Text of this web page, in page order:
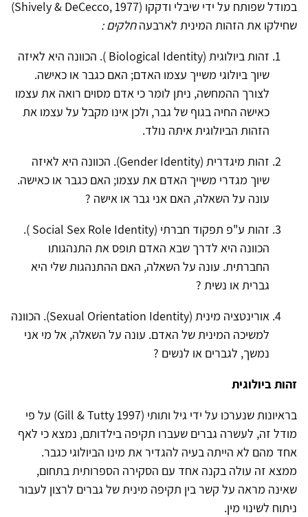
במודל שפותח על ידי שיבלי ודקקו (Shively & DeCecco, 1977
)
שחילקו את הזהות המינית לארבעהחלקים :
זהות ביולוגית (Biological Identity ). הכוונה היא לאיזה
שיוך ביולוגי משייך עצמו האדם; האם כגבר או כאישה.
לצורך ההמחשה, ניתן לומר כי אדם מסוים רואה את עצמו
כאישה החיה בגוף של גבר, ולכן אינו מקבל על עצמו את
הזהות הביולוגית איתה נולד.
זהות מיגדרית (Gender Identity). הכוונה היא לאיזה
שיוך מגדרי משייך האדם את עצמו; האם כגבר או כאישה.
עונה על השאלה, האם אני גבר או אישה ?
זהות ע"פ תפקוד חברתי (Social Sex Role Identity
).
הכוונה היא לדרך שבא האדם תופס את התנהגותו
החברתית. עונה על השאלה, האם ההתנהגות שלי היא
גברית או נשית ?
אורינטציה מינית (Sexual Orientation Identity). הכוונה
למשיכה המינית של האדם. עונה על השאלה, אל מי אני
נמשך, לגברים או לנשים ?
זהות ביולוגית
בראיונות שנערכו על ידי גיל ותותי (Gill & Tutty 1997) על פי
מודל זה, לעשרה גברים שעברו תקיפה בילדותם, נמצא כי לאף
אחד מהם לא הייתה בעיה להגדיר את מינו הביולוגי כגבר.
ממצא זה עולה בקנה אחד עם הסקירה הספרותית בתחום,
שאינה מראה על קשר בין תקיפה מינית של גברים לרצון לעבור
ניתוח לשינוי מין.